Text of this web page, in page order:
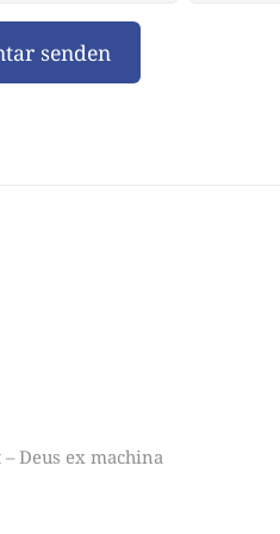
– Deus ex machina